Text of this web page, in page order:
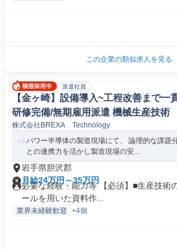
この企業の類似求人を見る
派遣社員
【金ヶ崎】設備導入~工程改善まで一
研修完備/無期雇用派遣 機械生産技術
株式会社BREXA Technology
パワー半導体の製造現場にて、 論理的な課題
との連携力を活かし製造現場の安...
岩手県胆沢郡
月給24万円～35万円
必要な経験・能力等 【必須】■生産技術
ールを用いた資料作...
業界未経験歓迎 +4個